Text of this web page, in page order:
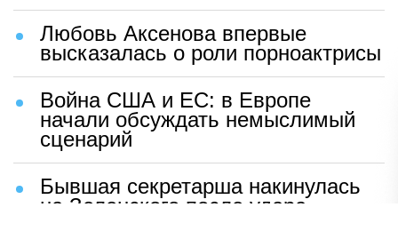
Любовь Аксенова впервые
высказалась о роли порноактрисы
Война США и ЕС: в Европе
начали обсуждать немыслимый
сценарий
Бывшая секретарша накинулась
на Зеленского после удара